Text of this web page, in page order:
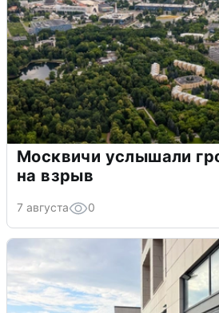
Москвичи услышали
на взрыв
7 августа 0